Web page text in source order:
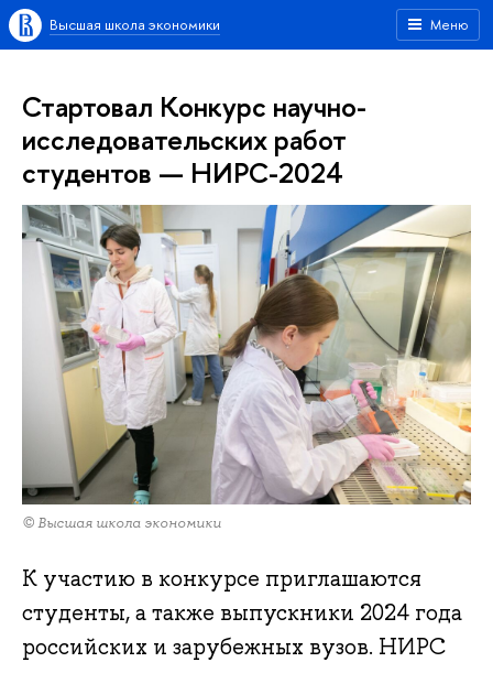
Меню
Высшая школа экономики
Стартовал Конкурс научно-
исследовательских работ
студентов — НИРС-2024
© Высшая школа экономики
К участию в конкурсе приглашаются
студенты, а также выпускники 2024 года
российских и зарубежных вузов. НИРС